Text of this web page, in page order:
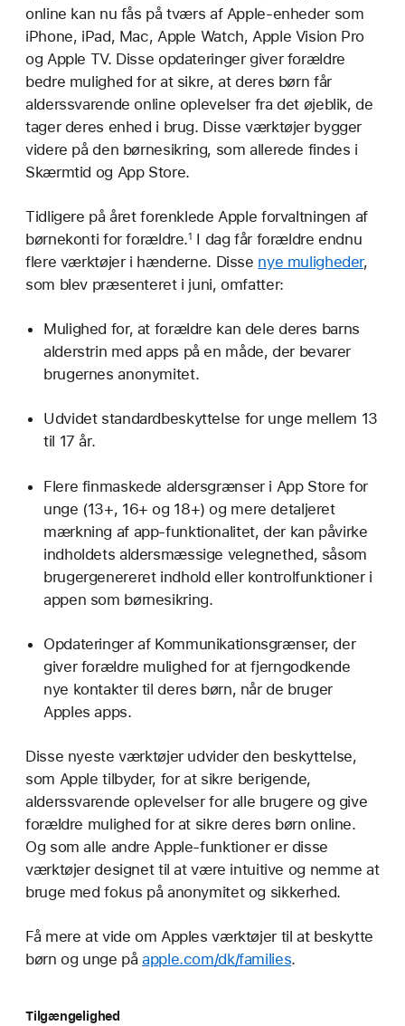
online kan nu fås på tværs af Apple-enheder som
iPhone, iPad, Mac, Apple Watch, Apple Vision Pro
og Apple TV. Disse opdateringer giver forældre
bedre mulighed for at sikre, at deres børn får
alderssvarende online oplevelser fra det øjeblik, de
tager deres enhed i brug. Disse værktøjer bygger
videre på den børnesikring, som allerede findes i
Skærmtid og App Store.
Tidligere på året forenklede Apple forvaltningen af
børnekonti for forældre.1 I dag får forældre endnu
flere værktøjer i hænderne. Disse nye muligheder,
som blev præsenteret i juni, omfatter:
Mulighed for, at forældre kan dele deres barns
alderstrin med apps på en måde, der bevarer
brugernes anonymitet.
Udvidet standardbeskyttelse for unge mellem 13
til 17 år.
Flere finmaskede aldersgrænser i App Store for
unge (13+, 16+ og 18+) og mere detaljeret
mærkning af app-funktionalitet, der kan påvirke
indholdets aldersmæssige velegnethed, såsom
brugergenereret indhold eller kontrolfunktioner i
appen som børnesikring.
Opdateringer af Kommunikations­grænser, der
giver forældre mulighed for at fjerngodkende
nye kontakter til deres børn, når de bruger
Apples apps.
Disse nyeste værktøjer udvider den beskyttelse,
som Apple tilbyder, for at sikre berigende,
alderssvarende oplevelser for alle brugere og give
forældre mulighed for at sikre deres børn online.
Og som alle andre Apple-funktioner er disse
værktøjer designet til at være intuitive og nemme at
bruge med fokus på anonymitet og sikkerhed.
Få mere at vide om Apples værktøjer til at beskytte
børn og unge påapple.com/dk/families.
Tilgængelighed